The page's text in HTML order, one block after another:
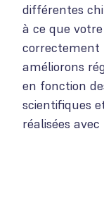
différentes
à ce que
correctement
améliorons
en fonction
scientifiques
réalisées